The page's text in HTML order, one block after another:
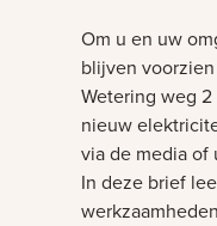
Om u en uw
blijven
Wetering weg
nieuw
via de media
In deze brief